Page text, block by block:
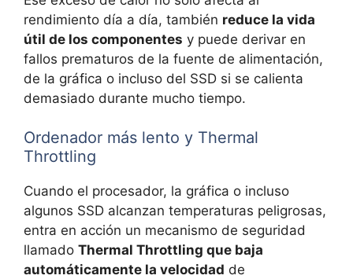
rendimiento día a día, también reduce la vida
útil de los componentes y puede derivar en
fallos prematuros de la fuente de alimentación,
de la gráfica o incluso del SSD si se calienta
demasiado durante mucho tiempo.
Ordenador más lento y Thermal
Throttling
Cuando el procesador, la gráfica o incluso
algunos SSD alcanzan temperaturas peligrosas,
entra en acción un mecanismo de seguridad
llamado Thermal Throttling que baja
automáticamente la velocidad de